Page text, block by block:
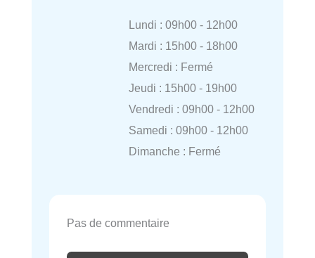
Lundi : 09h00 - 12h00
Mardi : 15h00 - 18h00
Mercredi : Fermé
Jeudi : 15h00 - 19h00
Vendredi : 09h00 - 12h00
Samedi : 09h00 - 12h00
Dimanche : Fermé
Pas de commentaire